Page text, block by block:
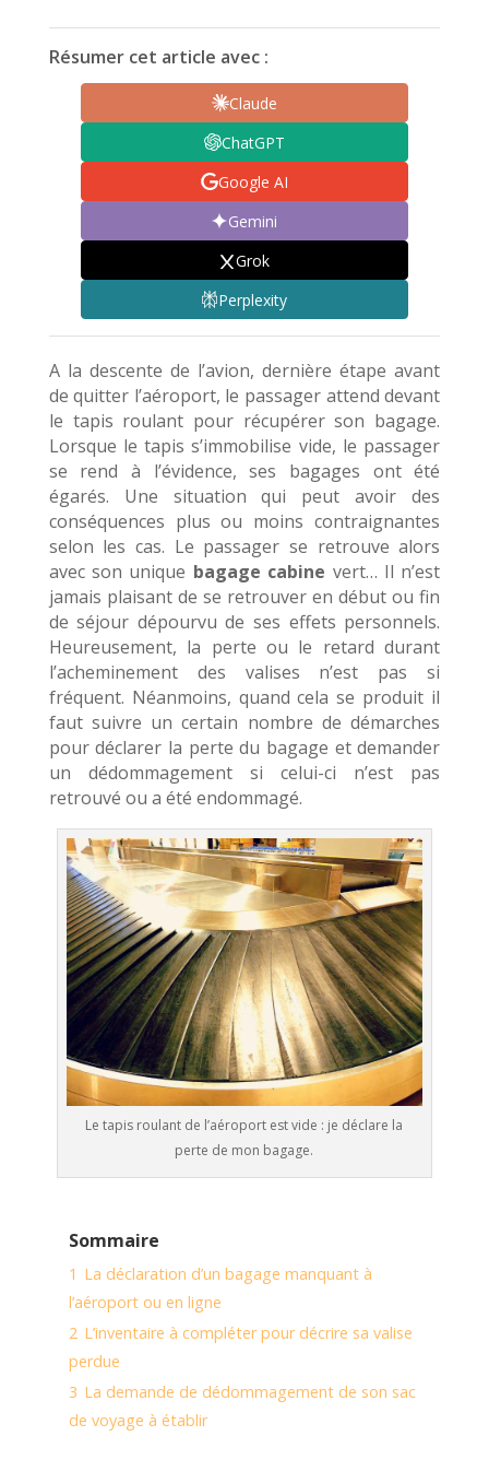
Résumer cet article avec :
Claude
ChatGPT
Google AI
Gemini
Grok
Perplexity
A la descente de l’avion, dernière étape avant
de quitter l’aéroport, le passager attend devant
le tapis roulant pour récupérer son bagage.
Lorsque le tapis s’immobilise vide, le passager
se rend à l’évidence, ses bagages ont été
égarés. Une situation qui peut avoir des
conséquences plus ou moins contraignantes
selon les cas. Le passager se retrouve alors
avec son unique bagage cabine vert… Il n’est
jamais plaisant de se retrouver en début ou fin
de séjour dépourvu de ses effets personnels.
Heureusement, la perte ou le retard durant
l’acheminement des valises n’est pas si
fréquent. Néanmoins, quand cela se produit il
faut suivre un certain nombre de démarches
pour déclarer la perte du bagage et demander
un dédommagement si celui-ci n’est pas
retrouvé ou a été endommagé.
Le tapis roulant de l’aéroport est vide : je déclare la
perte de mon bagage.
Sommaire
1 La déclaration d’un bagage manquant à
l’aéroport ou en ligne
2 L’inventaire à compléter pour décrire sa valise
perdue
3 La demande de dédommagement de son sac
de voyage à établir